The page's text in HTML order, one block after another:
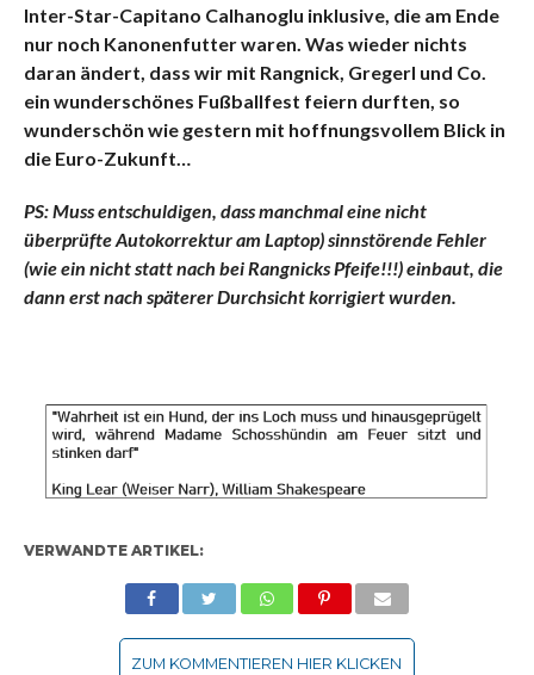
Inter-Star-Capitano Calhanoglu inklusive, die am Ende
nur noch Kanonenfutter waren. Was wieder nichts
daran ändert, dass wir mit Rangnick, Gregerl und Co.
ein wunderschönes Fußballfest feiern durften, so
wunderschön wie gestern mit hoffnungsvollem Blick in
die Euro-Zukunft…
PS: Muss entschuldigen, dass manchmal eine nicht
überprüfte Autokorrektur am Laptop) sinnstörende Fehler
(wie ein nicht statt nach bei Rangnicks Pfeife!!!) einbaut, die
dann erst nach späterer Durchsicht korrigiert wurden.
VERWANDTE ARTIKEL:
ZUM KOMMENTIEREN HIER KLICKEN